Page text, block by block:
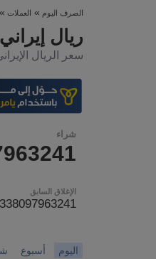
الصرف اليوم » العملات »
ريال
سعر الريال
شراء
الإغلاق السابق
اليوم أسبوع